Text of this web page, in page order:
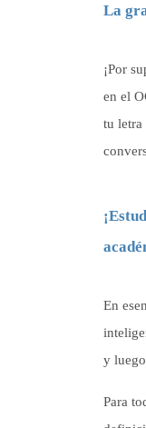
La
¡Por
en el
tu letra
En
y
Para